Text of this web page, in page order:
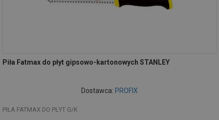
Piła Fatmax do płyt gipsowo-kartonowych STANLEY
Dostawca: PROFIX
PIŁA FATMAX DO PŁYT G/K